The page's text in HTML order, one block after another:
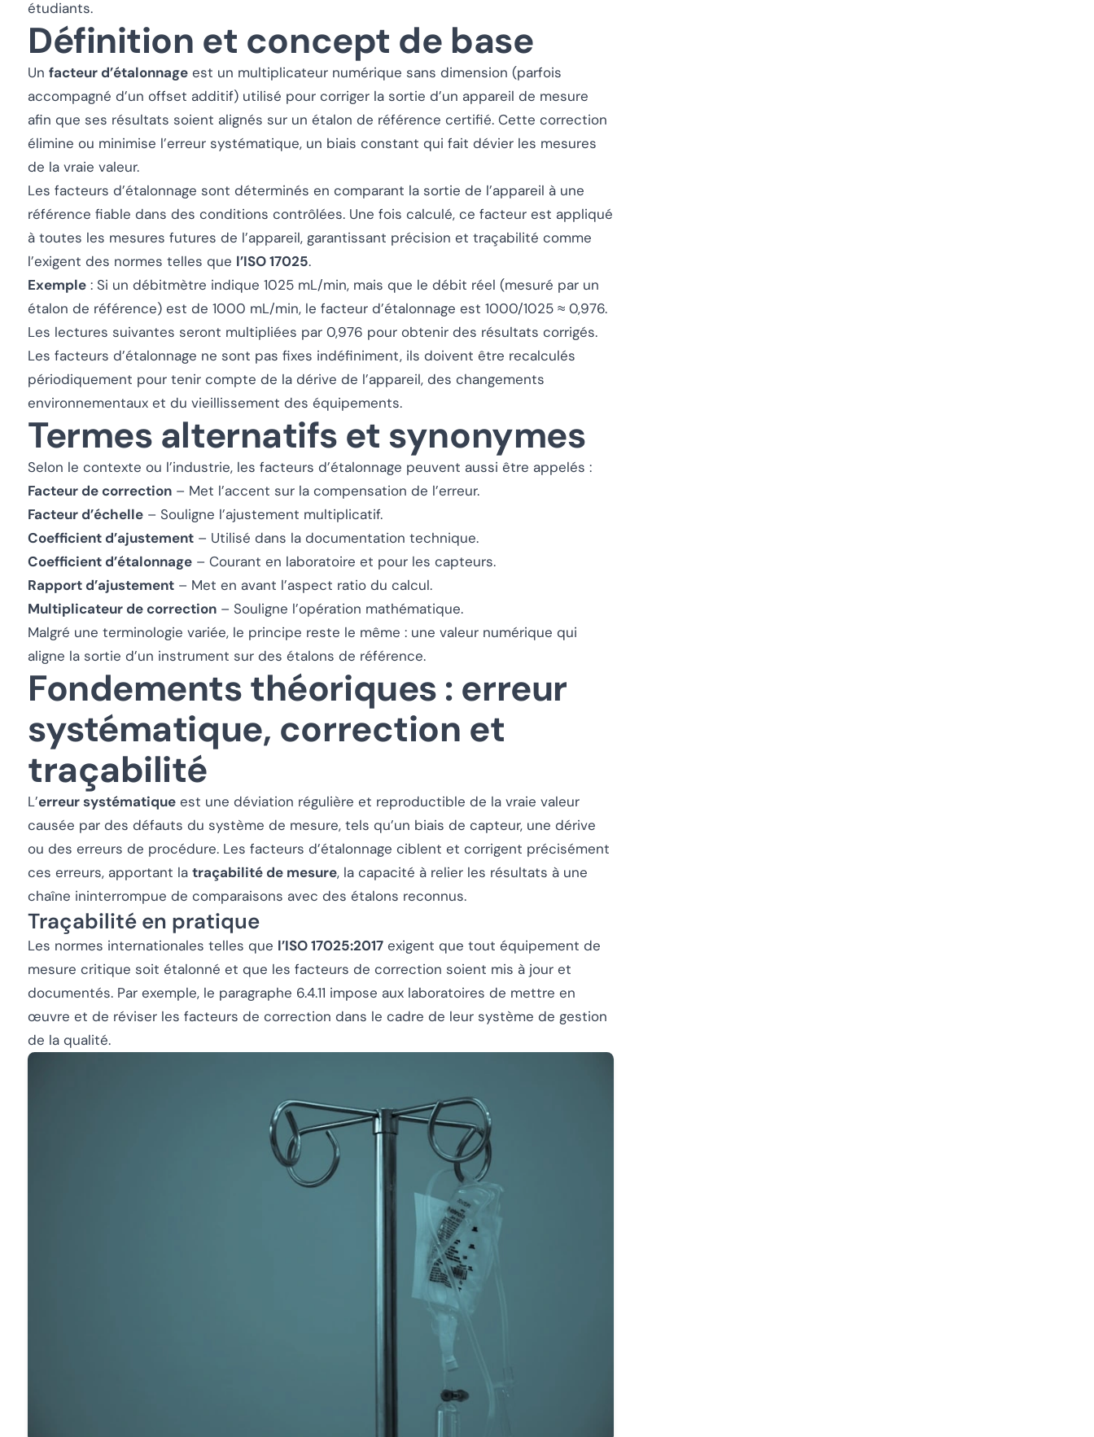
étudiants.
Définition et concept de base
Un facteur d’étalonnage est un multiplicateur numérique sans dimension (parfois
accompagné d’un offset additif) utilisé pour corriger la sortie d’un appareil de mesure
afin que ses résultats soient alignés sur un étalon de référence certifié. Cette correction
élimine ou minimise l’erreur systématique, un biais constant qui fait dévier les mesures
de la vraie valeur.
Les facteurs d’étalonnage sont déterminés en comparant la sortie de l’appareil à une
référence fiable dans des conditions contrôlées. Une fois calculé, ce facteur est appliqué
à toutes les mesures futures de l’appareil, garantissant précision et traçabilité comme
l’exigent des normes telles que l’ISO 17025.
Exemple : Si un débitmètre indique 1025 mL/min, mais que le débit réel (mesuré par un
étalon de référence) est de 1000 mL/min, le facteur d’étalonnage est 1000/1025 ≈ 0,976.
Les lectures suivantes seront multipliées par 0,976 pour obtenir des résultats corrigés.
Les facteurs d’étalonnage ne sont pas fixes indéfiniment, ils doivent être recalculés
périodiquement pour tenir compte de la dérive de l’appareil, des changements
environnementaux et du vieillissement des équipements.
Termes alternatifs et synonymes
Selon le contexte ou l’industrie, les facteurs d’étalonnage peuvent aussi être appelés :
Facteur de correction – Met l’accent sur la compensation de l’erreur.
Facteur d’échelle – Souligne l’ajustement multiplicatif.
Coefficient d’ajustement – Utilisé dans la documentation technique.
Coefficient d’étalonnage – Courant en laboratoire et pour les capteurs.
Rapport d’ajustement – Met en avant l’aspect ratio du calcul.
Multiplicateur de correction – Souligne l’opération mathématique.
Malgré une terminologie variée, le principe reste le même : une valeur numérique qui
aligne la sortie d’un instrument sur des étalons de référence.
Fondements théoriques : erreur
systématique, correction et
traçabilité
L’erreur systématique est une déviation régulière et reproductible de la vraie valeur
causée par des défauts du système de mesure, tels qu’un biais de capteur, une dérive
ou des erreurs de procédure. Les facteurs d’étalonnage ciblent et corrigent précisément
ces erreurs, apportant la traçabilité de mesure, la capacité à relier les résultats à une
chaîne ininterrompue de comparaisons avec des étalons reconnus.
Traçabilité en pratique
Les normes internationales telles que l’ISO 17025:2017 exigent que tout équipement de
mesure critique soit étalonné et que les facteurs de correction soient mis à jour et
documentés. Par exemple, le paragraphe 6.4.11 impose aux laboratoires de mettre en
œuvre et de réviser les facteurs de correction dans le cadre de leur système de gestion
de la qualité.